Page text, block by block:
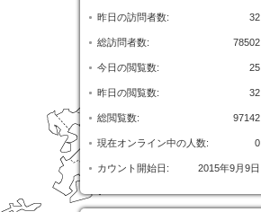
32
昨日の訪問者数:
78502
総訪問者数:
25
今日の閲覧数:
32
昨日の閲覧数:
97142
総閲覧数:
0
現在オンライン中の人数:
2015年9月9日
カウント開始日: